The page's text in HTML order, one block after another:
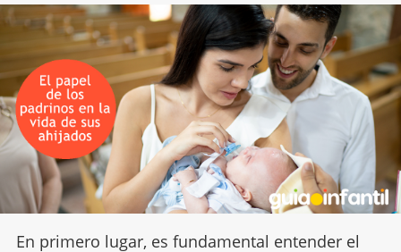
En primero lugar, es fundamental entender el